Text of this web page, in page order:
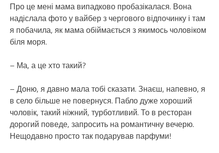
Про це мені мама випадково пробазікалася. Вона
надіслала фото у вайбер з чергового відпочинку і там
я побачила, як мама обіймається з якимось чоловіком
біля моря.
– Ма, а це хто такий?
– Доню, я давно мала тобі сказати. Знаєш, напевно, я
в село більше не повернуся. Пабло дуже хороший
чоловік, такий ніжний, турботливий. То в ресторан
дорогий поведе, запросить на романтичну вечерю.
Нещодавно просто так подарував парфуми!